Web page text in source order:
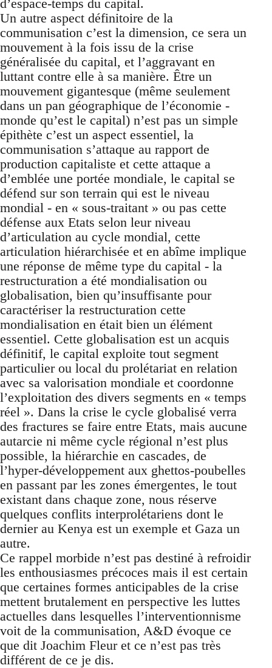
d’espace-temps du capital.
Un autre aspect définitoire de la
communisation c’est la dimension, ce sera un
mouvement à la fois issu de la crise
généralisée du capital, et l’aggravant en
luttant contre elle à sa manière. Être un
mouvement gigantesque (même seulement
dans un pan géographique de l’économie -
monde qu’est le capital) n’est pas un simple
épithète c’est un aspect essentiel, la
communisation s’attaque au rapport de
production capitaliste et cette attaque a
d’emblée une portée mondiale, le capital se
défend sur son terrain qui est le niveau
mondial - en « sous-traitant » ou pas cette
défense aux Etats selon leur niveau
d’articulation au cycle mondial, cette
articulation hiérarchisée et en abîme implique
une réponse de même type du capital - la
restructuration a été mondialisation ou
globalisation, bien qu’insuffisante pour
caractériser la restructuration cette
mondialisation en était bien un élément
essentiel. Cette globalisation est un acquis
définitif, le capital exploite tout segment
particulier ou local du prolétariat en relation
avec sa valorisation mondiale et coordonne
l’exploitation des divers segments en « temps
réel ». Dans la crise le cycle globalisé verra
des fractures se faire entre Etats, mais aucune
autarcie ni même cycle régional n’est plus
possible, la hiérarchie en cascades, de
l’hyper-développement aux ghettos-poubelles
en passant par les zones émergentes, le tout
existant dans chaque zone, nous réserve
quelques conflits interprolétariens dont le
dernier au Kenya est un exemple et Gaza un
autre.
Ce rappel morbide n’est pas destiné à refroidir
les enthousiasmes précoces mais il est certain
que certaines formes anticipables de la crise
mettent brutalement en perspective les luttes
actuelles dans lesquelles l’interventionnisme
voit de la communisation, A&D évoque ce
que dit Joachim Fleur et ce n’est pas très
différent de ce je dis.